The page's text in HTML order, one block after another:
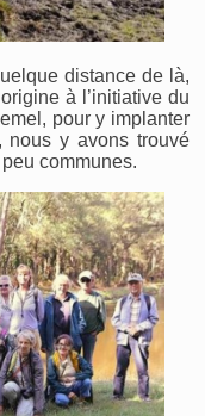
distance de là,
à l’initiative du
pour y implanter
nous y avons trouvé
communes.